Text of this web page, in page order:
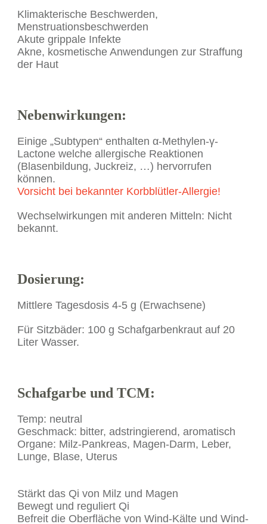
Klimakterische Beschwerden,
Menstruationsbeschwerden
Akute grippale Infekte
Akne, kosmetische Anwendungen zur Straffung
der Haut
Nebenwirkungen:
Einige „Subtypen“ enthalten α-Methylen-γ-
Lactone welche allergische Reaktionen
(Blasenbildung, Juckreiz, …) hervorrufen
können.
Vorsicht bei bekannter Korbblütler-Allergie!
Wechselwirkungen mit anderen Mitteln: Nicht
bekannt.
Dosierung:
Mittlere Tagesdosis 4-5 g (Erwachsene)
Für Sitzbäder: 100 g Schafgarbenkraut auf 20
Liter Wasser.
Schafgarbe und TCM:
Temp: neutral
Geschmack: bitter, adstringierend, aromatisch
Organe: Milz-Pankreas, Magen-Darm, Leber,
Lunge, Blase, Uterus
Stärkt das Qi von Milz und Magen
Bewegt und reguliert Qi
Befreit die Oberfläche von Wind-Kälte und Wind-